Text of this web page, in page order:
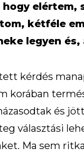
hogy elértem,
kétféle
legyen
kérdés
korában
és
választási
Ma sem